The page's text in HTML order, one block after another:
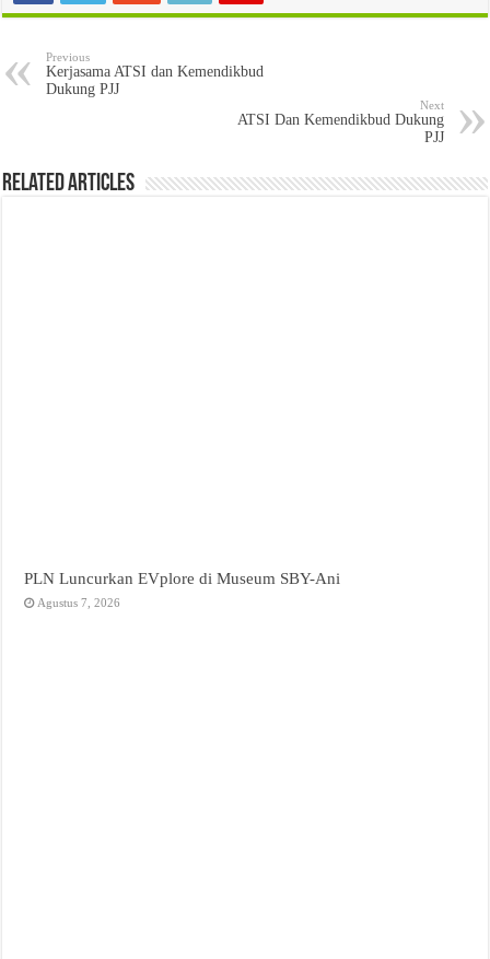
Previous
Kerjasama ATSI dan Kemendikbud
Dukung PJJ
Next
ATSI Dan Kemendikbud Dukung
PJJ
Related Articles
PLN Luncurkan EVplore di Museum SBY-Ani
Agustus 7, 2026